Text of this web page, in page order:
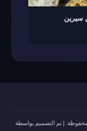
سيرين
|تم التصميم بواسطة